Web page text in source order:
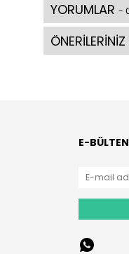
YORUMLAR -
ÖNERİLERİNİZ
E-BÜLTEN